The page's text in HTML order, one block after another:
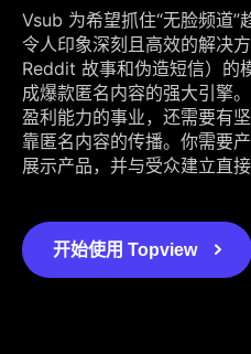
Vsub 为希望抓住“无脸频道
令人印象深刻且高效的解决
Reddit 故事和伪造短信）的
成爆款匿名内容的强大引擎
盈利能力的事业，还需要有
靠匿名内容的传播。你需要
展示产品，并与受众建立直
开始使用 Topview